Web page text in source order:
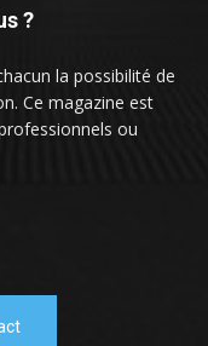
?
la possibilité de
Ce magazine est
ou